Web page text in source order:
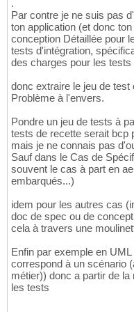
.
Par contre je ne suis pas
ton application (et donc
conception Détaillée pour
tests d'intégration,
des charges pour les
donc extraire le jeu de
Problème à l'envers.
Pondre un jeu de tests à
tests de recette serait bcp
mais je ne connais pas
Sauf dans le Cas de
souvent le cas à part en
embarqués...)
idem pour les autres cas
doc de spec ou de
cela à travers une
Enfin par exemple en
correspond à un scénario
métier)) donc a partir de
les tests